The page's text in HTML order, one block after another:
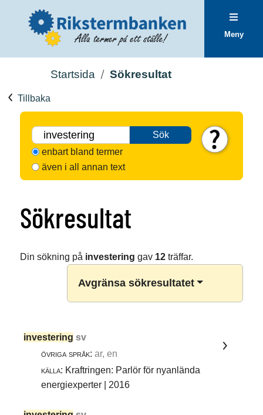
Meny
Startsida Sökresultat
Tillbaka
Sök
enbart bland termer
även i all annan text
Sökresultat
Din sökning på investering gav 12träffar.
Avgränsa sökresultatet
Visa termposter där
definitioner
på följande språk ingår
svenska (10)
investering sv
övriga språk: ar, en
källa: Kraftringen: Parlör för nyanlända
energiexperter | 2016